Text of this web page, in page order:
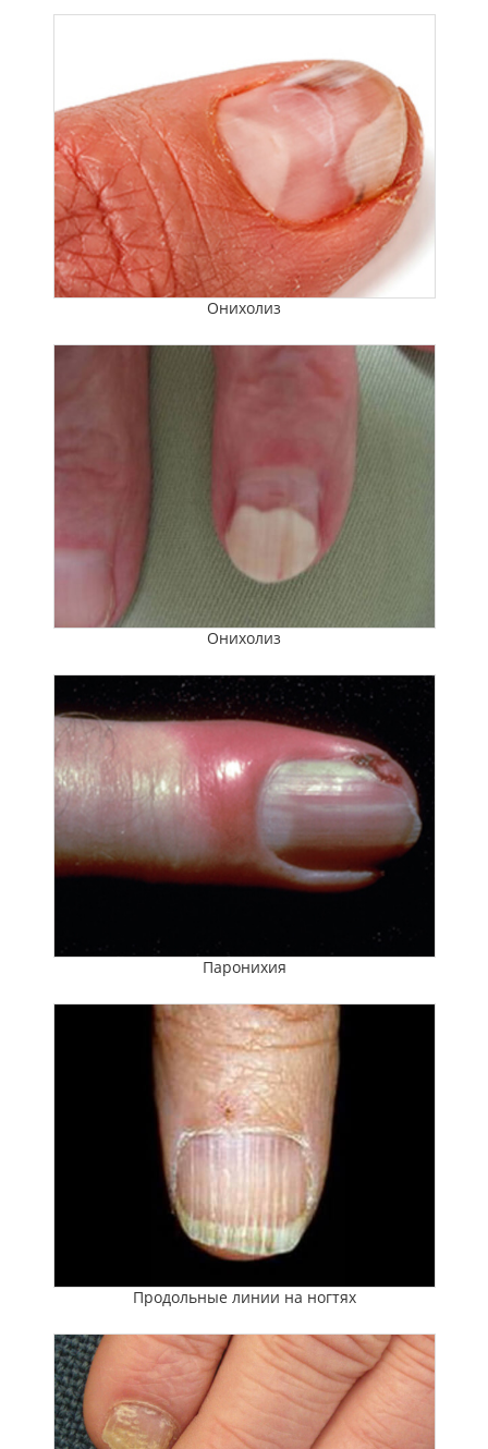
Онихолиз
Онихолиз
Паронихия
Продольные линии на ногтях